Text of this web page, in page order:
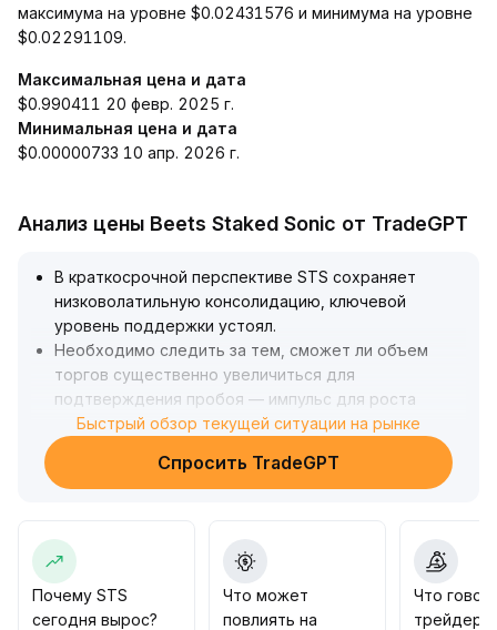
максимума на уровне $0.02431576 и минимума на уровне
$0.02291109.
Максимальная цена и дата
$0.990411 20 февр. 2025 г.
Минимальная цена и дата
$0.00000733 10 апр. 2026 г.
Анализ цены Beets Staked Sonic от TradeGPT
В краткосрочной перспективе STS сохраняет
низковолатильную консолидацию, ключевой
уровень поддержки устоял.
Необходимо следить за тем, сможет ли объем
торгов существенно увеличиться для
подтверждения пробоя — импульс для роста
ожидается в будущем.
На фоне первичного улучшения рыночных
настроений инвесторам рекомендуется
средних и предыдущих максимумов
До подтверждения этих сигналов стоит избегать
агрессивных покупок; допустимо поэтапное
формирование позиций в зоне поддержки (в
Быстрый обзор текущей ситуации на рынке
Спросить TradeGPT
Почему STS
сегодня вырос?
Что может
повлиять на
Что
трейдеры